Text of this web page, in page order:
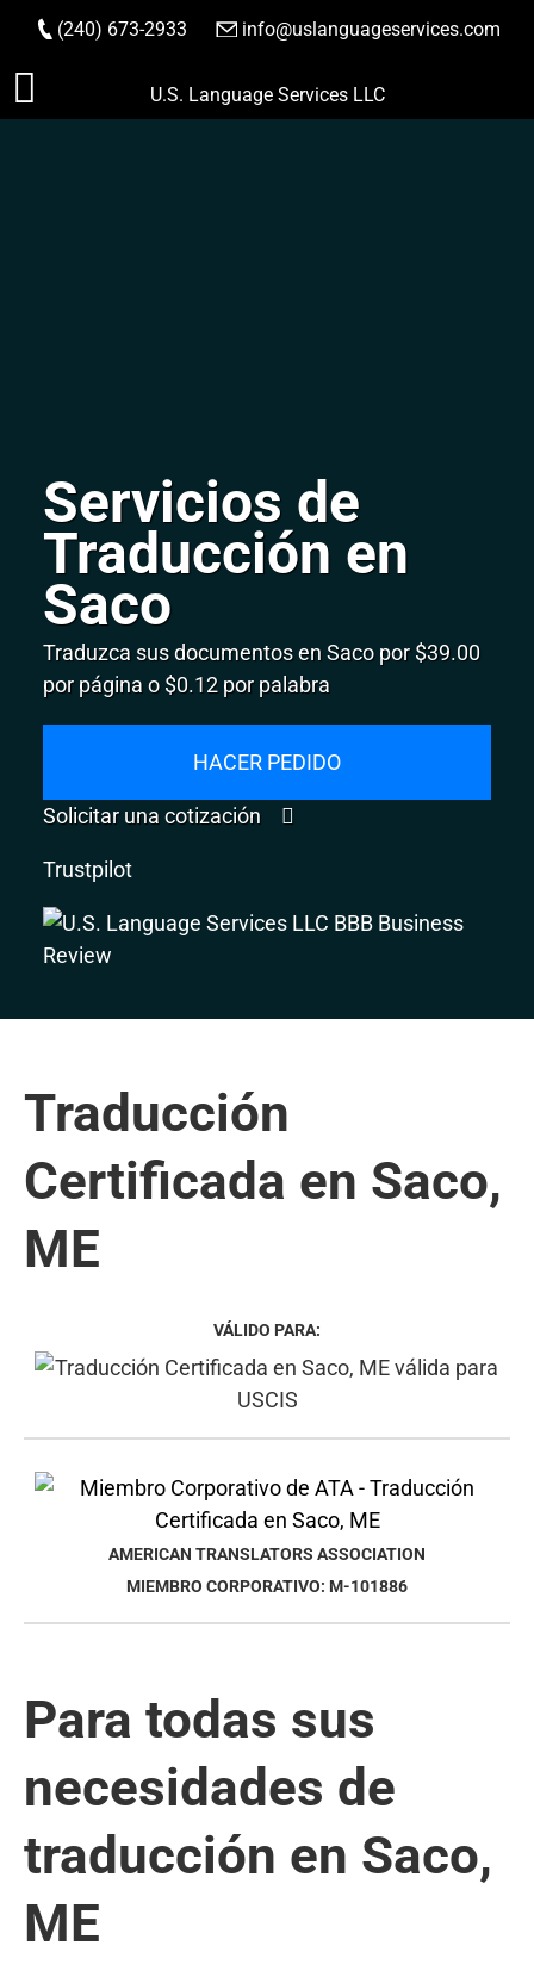
Saltar
(240) 673-2933 info@uslanguageservices.com
HACER PEDIDO
U.S. Language Services LLC
Servicios de
Traducción en
Saco
Traduzca sus documentos en Saco por $39.00
por página o $0.12 por palabra
HACER PEDIDO
Solicitar una cotización
Trustpilot
Traducción
Certificada en Saco,
ME
VÁLIDO PARA:
AMERICAN TRANSLATORS ASSOCIATION
MIEMBRO CORPORATIVO: M-101886
Para todas sus
necesidades de
traducción en Saco,
ME